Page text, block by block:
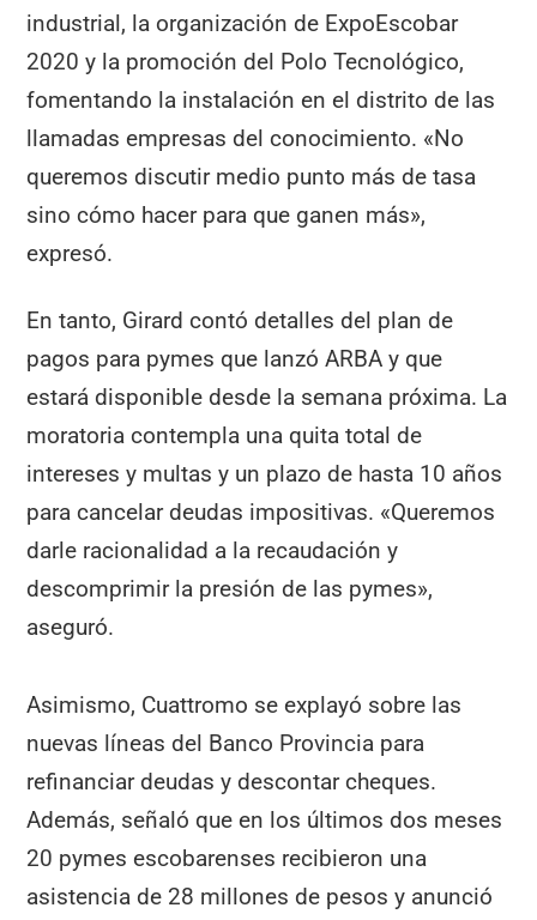
industrial, la organización de ExpoEscobar
2020 y la promoción del Polo Tecnológico,
fomentando la instalación en el distrito de las
llamadas empresas del conocimiento. «No
queremos discutir medio punto más de tasa
sino cómo hacer para que ganen más»,
expresó.
En tanto, Girard contó detalles del plan de
pagos para pymes que lanzó ARBA y que
estará disponible desde la semana próxima. La
moratoria contempla una quita total de
intereses y multas y un plazo de hasta 10 años
para cancelar deudas impositivas. «Queremos
darle racionalidad a la recaudación y
descomprimir la presión de las pymes»,
aseguró.
Asimismo, Cuattromo se explayó sobre las
nuevas líneas del Banco Provincia para
refinanciar deudas y descontar cheques.
Además, señaló que en los últimos dos meses
20 pymes escobarenses recibieron una
asistencia de 28 millones de pesos y anunció